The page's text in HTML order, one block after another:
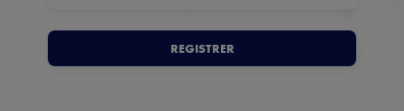
REGISTRER